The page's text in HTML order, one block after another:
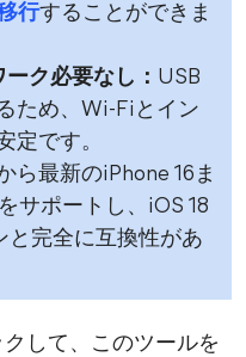
行することができま
ク必要なし： USB
ため、Wi-Fiとイン
定です。
ら最新のiPhone 16ま
サポートし、iOS 18
と完全に互換性があ
して、このツールを